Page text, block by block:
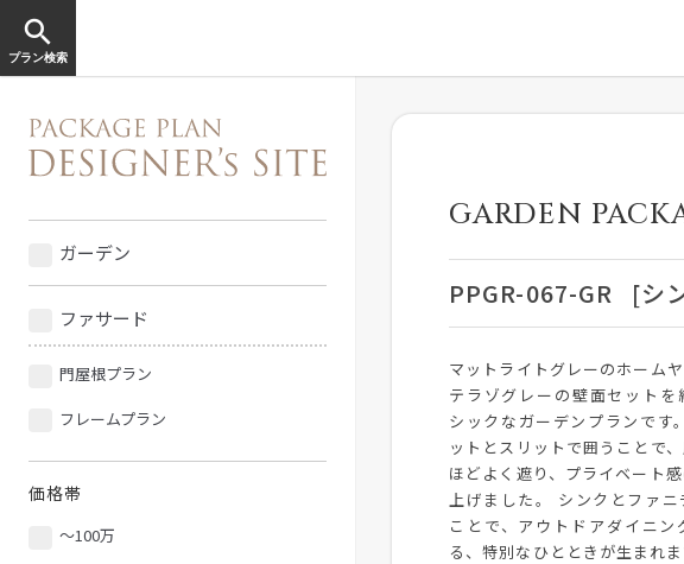
search
プラン検索
ガーデン
ファサード
門屋根プラン
フレームプラン
価格帯
〜100万
GARDEN
PPGR-067-GR [シ
マットライトグレーのホームヤ
テラゾグレーの壁面セットを
シックなガーデンプランです
ットとスリットで囲うことで
ほどよく遮り、プライベート
上げました。 シンクとファニ
ことで、アウトドアダイニン
る、特別なひとときが生まれま